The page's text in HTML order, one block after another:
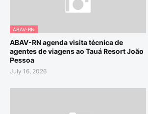
ABAV-RN
ABAV-RN agenda visita técnica de
agentes de viagens ao Tauá Resort João
Pessoa
July 16, 2026